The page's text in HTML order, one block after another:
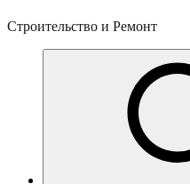
Строительство и Ремонт